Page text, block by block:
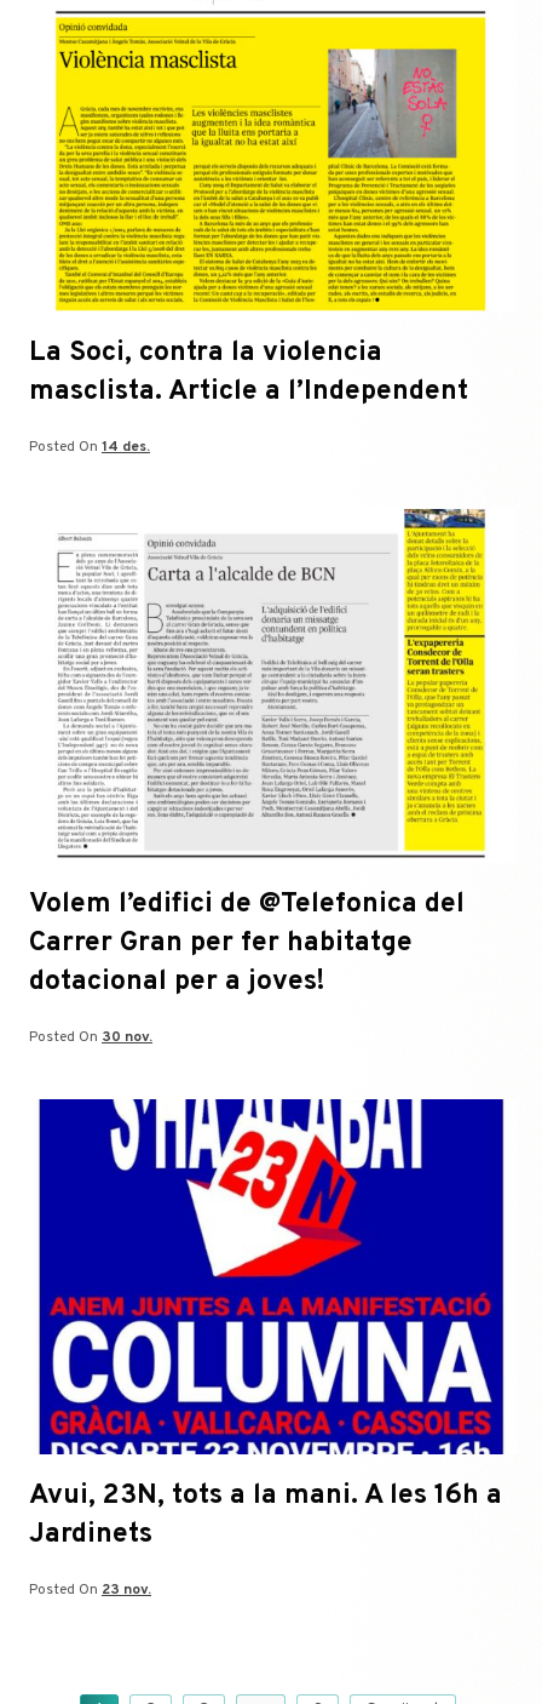
La Soci, contra la violencia
masclista. Article a l’Independent
Posted On 14 des.
Volem l’edifici de @Telefonica del
Carrer Gran per fer habitatge
dotacional per a joves!
Posted On 30 nov.
Avui, 23N, tots a la mani. A les 16h a
Jardinets
Posted On 23 nov.